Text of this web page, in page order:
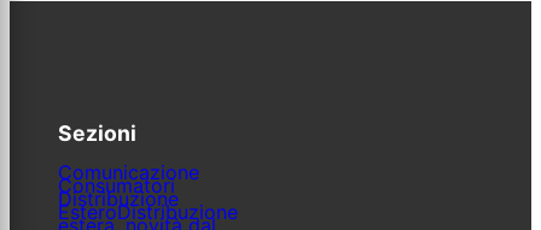
Sezioni
Comunicazione
Consumatori
Distribuzione
EsteroDistribuzione